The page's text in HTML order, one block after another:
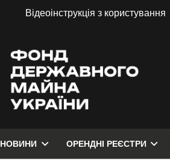
Відеоінструкція з користування
НОВИНИ ОРЕНДНІ РЕЄСТРИ